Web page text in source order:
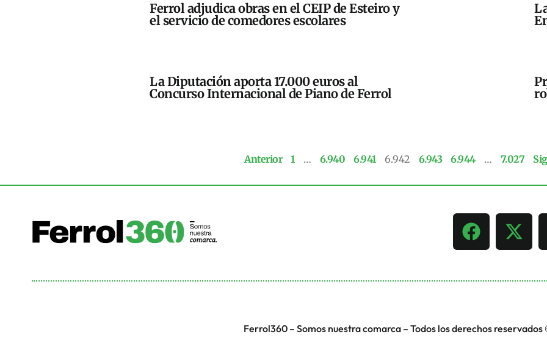
Ferrol adjudica obras en el CEIP de Esteiro y
el servicio de comedores escolares
La Diputación aporta 17.000 euros al
Concurso Internacional de Piano de Ferrol
Anterior 1 … 6.940 6.941 6.942 6.943 6.944 … 7.027
Ferrol360 – Somos nuestra comarca – Todos los derechos